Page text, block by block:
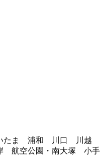
たま 浦和 川口 川越
航空公園・南大塚 小手